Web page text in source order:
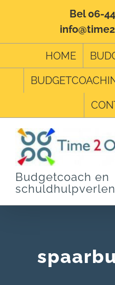
Bel 06-
HOME
Budgetcoach en